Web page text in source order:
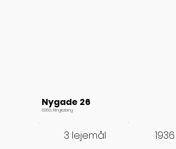
Nygade 26
6950, Ringkøbing
3 lejemål 1936